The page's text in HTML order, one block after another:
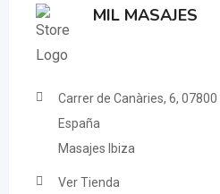
MIL MASAJES
Carrer de Canàries, 6, 07800
España
Masajes Ibiza
Ver Tienda